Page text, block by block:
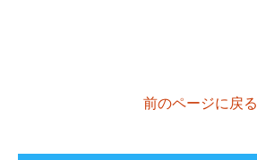
前のページに戻る